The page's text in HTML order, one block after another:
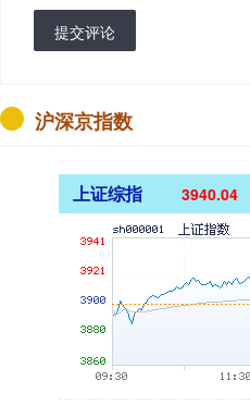
提交评论
沪深京指数
上证综指 3940.04